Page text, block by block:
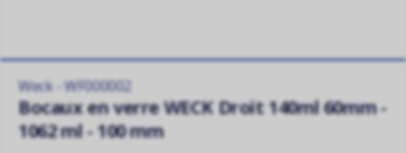
Weck - WF000002
Bocaux en verre WECK Droit 140ml 60mm -
1062 ml - 100 mm